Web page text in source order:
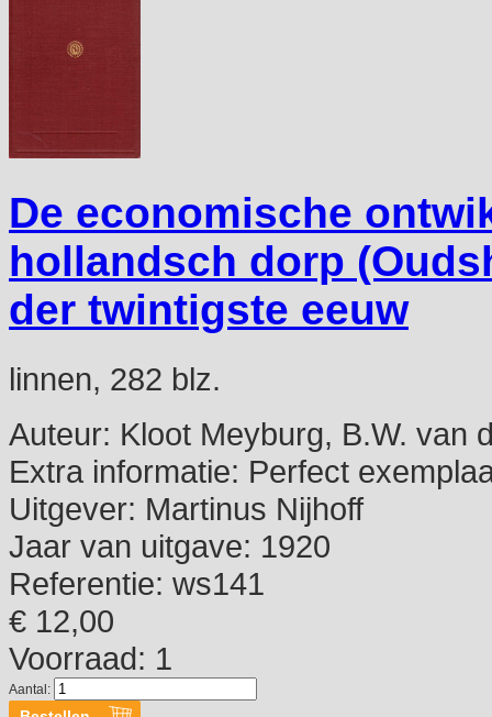
De economische
hollandsch dorp
der twintigste eeuw
linnen, 282 blz.
Auteur: Kloot Meyburg, B.W. van
Extra informatie: Perfect
Uitgever: Martinus Nijhoff
Jaar van uitgave: 1920
Referentie: ws141
€ 12,00
Voorraad: 1
Aantal: